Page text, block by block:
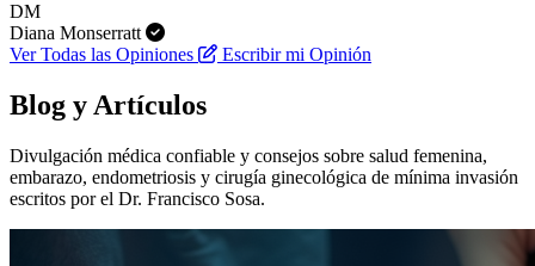
DM
Diana Monserratt
Ver Todas las Opiniones
Escribir mi Opinión
Blog y Artículos
Divulgación médica confiable y consejos sobre salud femenina,
embarazo, endometriosis y cirugía ginecológica de mínima invasión
escritos por el Dr. Francisco Sosa.